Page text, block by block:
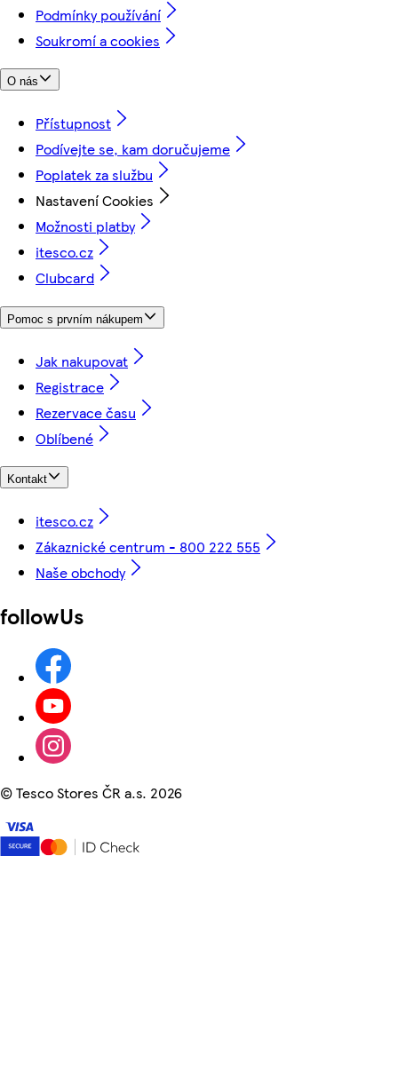
Podmínky používání
Soukromí a cookies
O nás
Přístupnost
Podívejte se, kam doručujeme
Poplatek za službu
Nastavení Cookies
Možnosti platby
itesco.cz
Clubcard
Pomoc s prvním nákupem
Jak nakupovat
Registrace
Rezervace času
Oblíbené
Kontakt
itesco.cz
Zákaznické centrum - 800 222 555
Naše obchody
followUs
©Tesco Stores ČR a.s. 2026